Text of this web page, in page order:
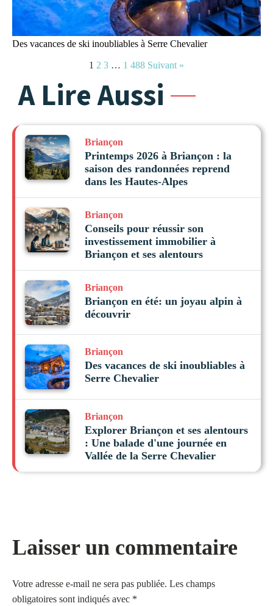
Des vacances de ski inoubliables à Serre Chevalier
1 2 3 … 1 488 Suivant »
A Lire Aussi
Briançon
Printemps 2026 à Briançon : la
saison des randonnées reprend
dans les Hautes-Alpes
Briançon
Conseils pour réussir son
investissement immobilier à
Briançon et ses alentours
Briançon
Briançon en été: un joyau alpin à
découvrir
Briançon
Des vacances de ski inoubliables à
Serre Chevalier
Briançon
Explorer Briançon et ses alentours
: Une balade d'une journée en
Vallée de la Serre Chevalier
Laisser un commentaire
Votre adresse e-mail ne sera pas publiée. Les champs
obligatoires sont indiqués avec *